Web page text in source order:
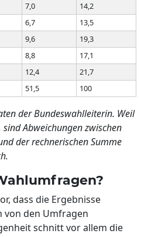
7,0
14,2
6,7
13,5
9,6
19,3
8,8
17,1
12,4
21,7
51,5 100
der Bundeswahlleiterin. Weil
Abweichungen zwischen
der rechnerischen Summe
dass die Ergebnisse
von den Umfragen
schnitt vor allem die